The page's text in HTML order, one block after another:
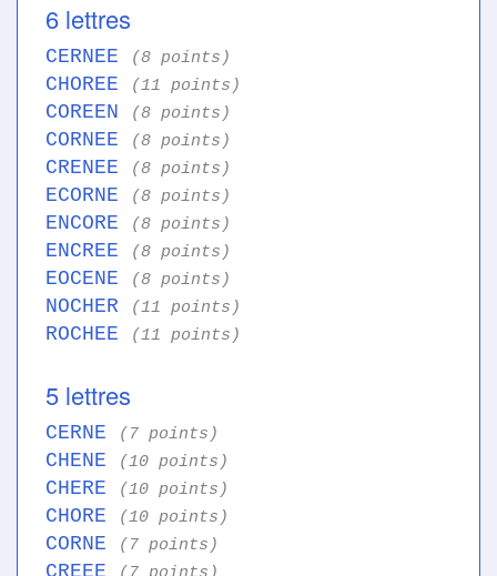
6 lettres
CERNEE (8 points)
CHOREE (11 points)
COREEN (8 points)
CORNEE (8 points)
CRENEE (8 points)
ECORNE (8 points)
ENCORE (8 points)
ENCREE (8 points)
EOCENE (8 points)
NOCHER (11 points)
ROCHEE (11 points)
5 lettres
CERNE (7 points)
CHENE (10 points)
CHERE (10 points)
CHORE (10 points)
CORNE (7 points)